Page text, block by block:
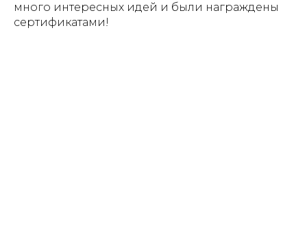
много интересных идей и были награждены
сертификатами!